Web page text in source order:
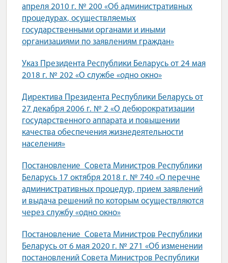
апреля 2010 г. № 200 «Об административных
процедурах, осуществляемых
государственными органами и иными
организациями по заявлениям граждан»
Указ Президента Республики Беларусь от 24 мая
2018 г. № 202 «О службе «одно окно»
Директива Президента Республики Беларусь от
27 декабря 2006 г. № 2 «О дебюрократизации
государственного аппарата и повышении
качества обеспечения жизнедеятельности
населения»
Постановление Совета Министров Республики
Беларусь 17 октября 2018 г. № 740 «О перечне
административных процедур, прием заявлений
и выдача решений по которым осуществляются
через службу «одно окно»
Постановление Совета Министров Республики
Беларусь от 6 мая 2020 г. № 271 «Об изменении
постановлений Совета Министров Республики